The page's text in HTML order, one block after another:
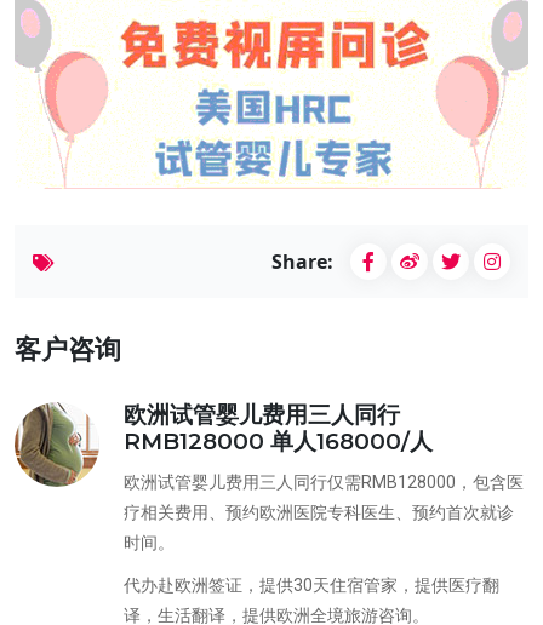
Share:
客户咨询
欧洲试管婴儿费用三人同行
RMB128000 单人168000/人
欧洲试管婴儿费用三人同行仅需RMB128000，包含医
疗相关费用、预约欧洲医院专科医生、预约首次就诊
时间。
代办赴欧洲签证，提供30天住宿管家，提供医疗翻
译，生活翻译，提供欧洲全境旅游咨询。